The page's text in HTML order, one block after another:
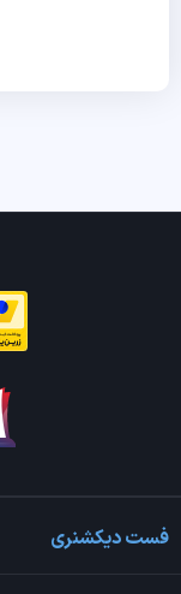
فست دیکشنری